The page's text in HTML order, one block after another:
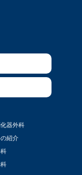
器外科
紹介